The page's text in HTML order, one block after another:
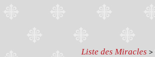
Liste des Miracles >